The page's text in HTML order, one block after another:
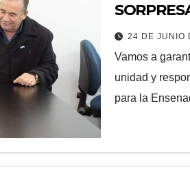
24 DE JUNIO
Vamos a
unidad y
para la